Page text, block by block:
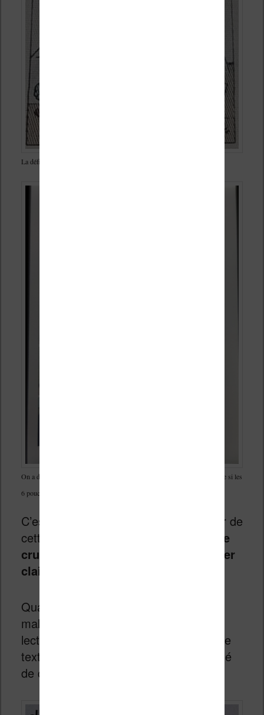
La définition manque (cette photo est prise avec un objectif macro)
On a des couleurs qui apportent un vrai plus pour la lecture de BD (même si les
6 pouces de l’écran sont un peu juste)
C’est clairement, pour moi, le point noir de
cette liseuse :
l’écran couleur manque
cruellement de pixels pour s’exprimer
clairement
Quand au
malheureusement sentir aussi sur la
lecture des ebooks lors de l’affichage de
texte noir sur fond blanc pourtant dénué
de couleur.